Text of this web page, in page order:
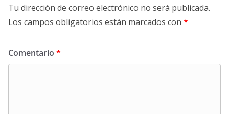
Tu dirección de correo electrónico no será publicada.
Los campos obligatorios están marcados con *
Comentario *